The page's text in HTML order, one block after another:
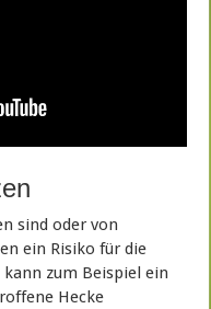
sind oder von
ein Risiko für die
zum Beispiel ein
Hecke